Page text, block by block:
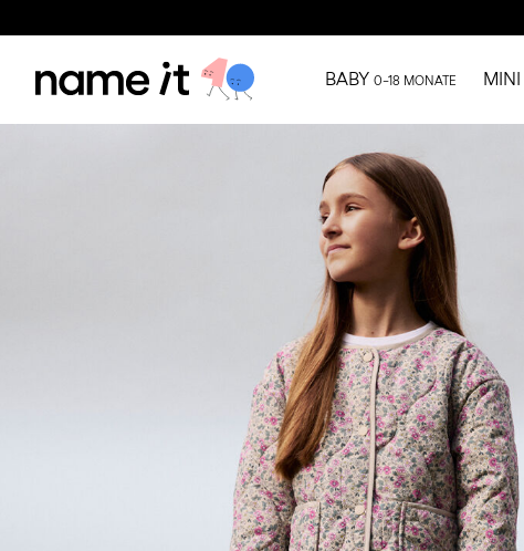
BABY 0–18 MONATE MINI